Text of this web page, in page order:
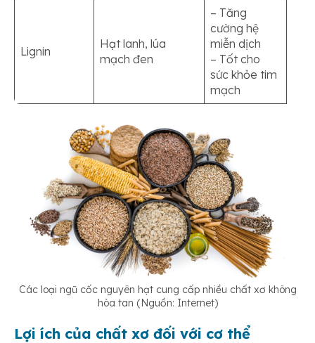
Lignin
Hạt lanh, lúa
mạch đen
– Tăng
cường hệ
miễn dịch
– Tốt cho
sức khỏe tim
mạch
Các loại ngũ cốc nguyên hạt cung cấp nhiều chất xơ không
hòa tan (Nguồn: Internet)
Lợi ích của chất xơ đối với cơ thể